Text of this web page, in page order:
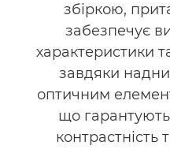
збіркою,
забезпечує
характеристики
завдяки
оптичним
що
контрастність